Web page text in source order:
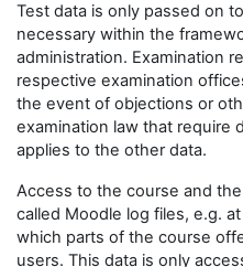
Test data is only passed on
necessary within the
administration. Examination
respective examination
the event of objections or
examination law that require
applies to the other data.
Access to the course and
called Moodle log files, e.g.
which parts of the course
users. This data is only